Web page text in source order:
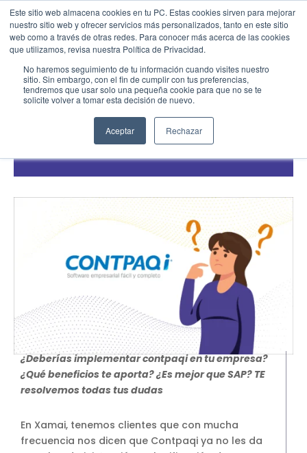
Este sitio web almacena cookies en tu PC. Estas cookies sirven para mejorar
nuestro sitio web y ofrecer servicios más personalizados, tanto en este sitio
web como a través de otras redes. Para conocer más acerca de las cookies
que utilizamos, revisa nuestra Política de Privacidad.
No haremos seguimiento de tu información cuando visites nuestro
sitio. Sin embargo, con el fin de cumplir con tus preferencias,
tendremos que usar solo una pequeña cookie para que no se te
solicite volver a tomar esta decisión de nuevo.
Aceptar Rechazar
Menu Llamar
EMPIEZA AQUÍ
Inicio
Contacto
Partner SAP en tu Ciudad
Partners Estratégicos
SOLUCIONES CLOUD
SAP Business One Cloud
SAP Cloud ERP
SAP Cloud ERP RISE
SAP BTP
SAP Success Factors
SOLUCIONES ONPREMISE
ERP para PYMEs
¿CONTPAQi es un ERP? ¿Qué beneficios
tiene este software para tu empresa? Te
explicamos algunas características
¿Deberías implementar contpaqi en tu empresa?
¿Qué beneficios te aporta? ¿Es mejor que SAP? TE
resolvemos todas tus dudas
En Xamai, tenemos clientes que con mucha
frecuencia nos dicen que Contpaqi ya no les da